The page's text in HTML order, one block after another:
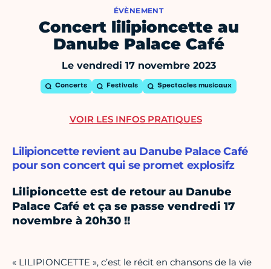
ÉVÈNEMENT
Concert lilipioncette au
Danube Palace Café
Le vendredi 17 novembre 2023
Concerts Festivals Spectacles musicaux
Lilipioncette revient au Danube Palace Café
pour son concert qui se promet explosifz
Lilipioncette est de retour au Danube
Palace Café et ça se passe vendredi 17
novembre à 20h30 !!
« LILIPIONCETTE », c’est le récit en chansons de la vie
VOIR LES INFOS PRATIQUES